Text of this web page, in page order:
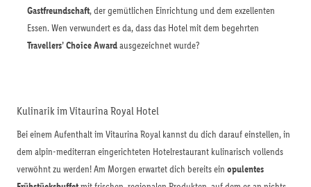
Gastfreundschaft, der gemütlichen Einrichtung und dem exzellenten
Essen. Wen verwundert es da, dass das Hotel mit dem begehrten
Travellers’ Choice Awardausgezeichnet wurde?
Kulinarik im Vitaurina Royal Hotel
Bei einem Aufenthalt im Vitaurina Royal kannst du dich darauf einstellen, in
dem alpin-mediterran eingerichteten Hotelrestaurant kulinarisch vollends
verwöhnt zu werden! Am Morgen erwartet dich bereits ein opulentes